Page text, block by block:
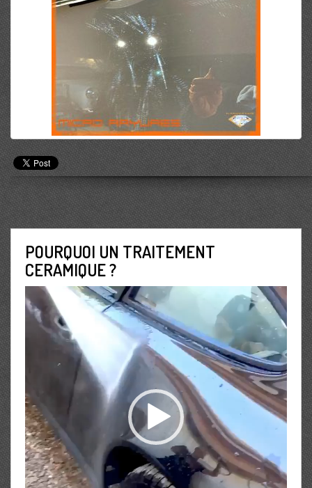
POURQUOI UN TRAITEMENT
CERAMIQUE ?
Lecteur
vidéo